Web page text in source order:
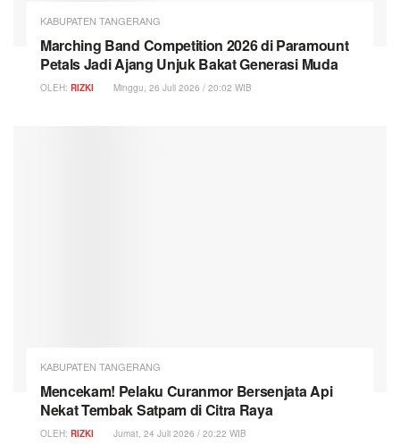
KABUPATEN TANGERANG
Marching Band Competition 2026 di Paramount
Petals Jadi Ajang Unjuk Bakat Generasi Muda
OLEH: RIZKI Minggu, 26 Juli 2026 / 20:02 WIB
KABUPATEN TANGERANG
Mencekam! Pelaku Curanmor Bersenjata Api
Nekat Tembak Satpam di Citra Raya
OLEH: RIZKI Jumat, 24 Juli 2026 / 20:22 WIB